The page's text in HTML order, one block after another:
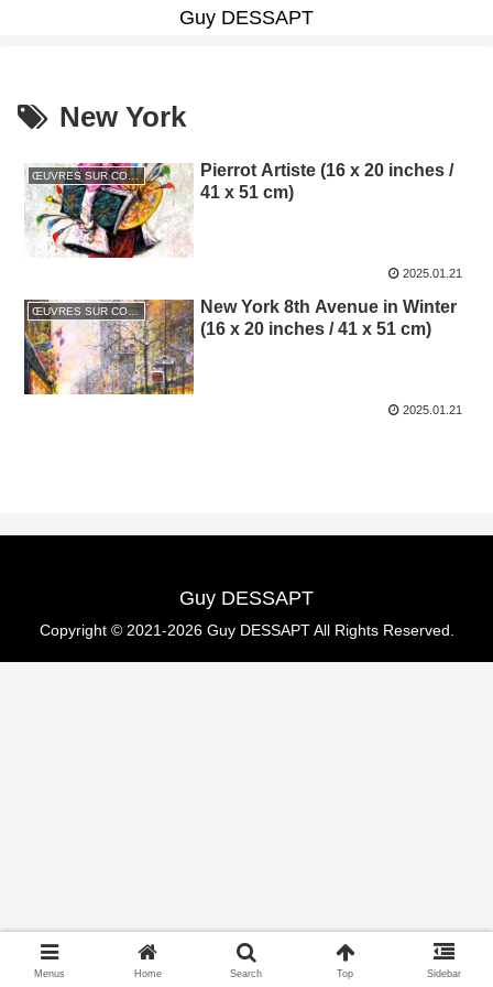
Guy DESSAPT
New York
ŒUVRES SUR COMMANDE PASSÉES / PAST COMMISSIONED WORKS
Pierrot Artiste (16 x 20 inches /
41 x 51 cm)
2025.01.21
ŒUVRES SUR COMMANDE PASSÉES / PAST COMMISSIONED WORKS
New York 8th Avenue in Winter
(16 x 20 inches / 41 x 51 cm)
2025.01.21
Guy DESSAPT
Copyright © 2021-2026 Guy DESSAPT All Rights Reserved.
Menus Home Search Top Sidebar